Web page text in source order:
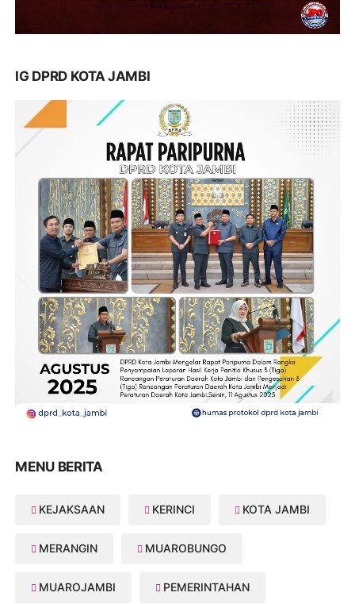
IG DPRD KOTA JAMBI
MENU BERITA
KEJAKSAAN KERINCI KOTA JAMBI
MERANGIN MUAROBUNGO
MUAROJAMBI PEMERINTAHAN